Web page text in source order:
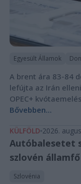
Egyesült Államok
A brent ára 83-84
lefújta az Irán
OPEC+
Bővebben...
KÜLFÖLD 2026.
Autóbalesetet
szlovén államfő
Szlovénia